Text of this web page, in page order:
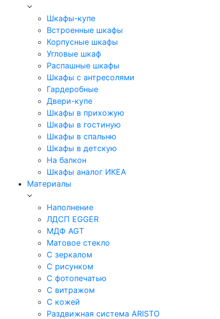
Шкафы-купе
Встроенные шкафы
Корпусные шкафы
Угловые шкаф
Распашные шкафы
Шкафы с антресолями
Гардеробные
Двери-купе
Шкафы в прихожую
Шкафы в гостиную
Шкафы в спальню
Шкафы в детскую
На балкон
Шкафы аналог ИКЕА
Материалы
Наполнение
ЛДСП EGGER
МДФ AGT
Матовое стекло
С зеркалом
С рисунком
С фотопечатью
С витражом
С кожей
Раздвижная система ARISTO